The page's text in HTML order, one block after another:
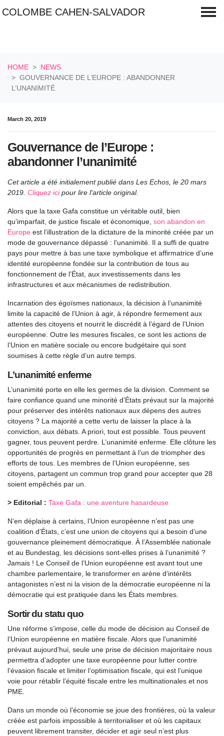
COLOMBE CAHEN-SALVADOR
HOME
NEWS
GOUVERNANCE DE L’EUROPE : ABANDONNER
L’UNANIMITÉ
March 20, 2019
Gouvernance de l’Europe :
abandonner l’unanimité
Cet article a été initialement publié dans Les Echos, le 20 mars
2019. Cliquez icipour lire l'article original.
Alors que la taxe Gafa constitue un véritable outil, bien
qu’imparfait, de justice fiscale et économique, son abandon en
Europe est l’illustration de la dictature de la minorité créée par un
mode de gouvernance dépassé : l’unanimité. Il a suffi de quatre
pays pour mettre à bas une taxe symbolique et affirmatrice d’une
identité européenne fondée sur la contribution de tous au
fonctionnement de l’État, aux investissements dans les
infrastructures et aux mécanismes de redistribution.
Incarnation des égoïsmes nationaux, la décision à l’unanimité
limite la capacité de l’Union à agir, à répondre fermement aux
attentes des citoyens et nourrit le discrédit à l’égard de l’Union
européenne. Outre les mesures fiscales, ce sont les actions de
l’Union en matière sociale ou encore budgétaire qui sont
soumises à cette règle d’un autre temps.
L’unanimité enferme
L’unanimité porte en elle les germes de la division. Comment se
faire confiance quand une minorité d’États prévaut sur la majorité
pour préserver des intérêts nationaux aux dépens des autres
citoyens ? La majorité a cette vertu de laisser la place à la
conviction, aux débats. A priori, tout est possible. Tous peuvent
gagner, tous peuvent perdre. L’unanimité enferme. Elle clôture les
opportunités de progrès en permettant à l’un de triompher des
efforts de tous. Les membres de l’Union européenne, ses
citoyens, partagent un commun trop grand pour accepter que 28
soient empêchés par un.
> Editorial : Taxe Gafa : une aventure hasardeuse
N’en déplaise à certains, l’Union européenne n’est pas une
coalition d’États, c’est une union de citoyens qui a besoin d’une
gouvernance pleinement démocratique. À l’Assemblée nationale
et au Bundestag, les décisions sont-elles prises à l’unanimité ?
Jamais ! Le Conseil de l’Union européenne est avant tout une
chambre parlementaire, le transformer en arène d’intérêts
antagonistes n’est ni la vision de la démocratie européenne ni la
démocratie qui est pratiquée dans les États membres.
Sortir du statu quo
Une réforme s’impose, celle du mode de décision au Conseil de
l’Union européenne en matière fiscale. Alors que l’unanimité
prévaut aujourd’hui, seule une prise de décision majoritaire nous
permettra d’adopter une taxe européenne pour lutter contre
l’évasion fiscale et limiter l’optimisation fiscale, qui est l’unique
voie pour rétablir l’équité fiscale entre les multinationales et nos
PME.
Dans un monde où l’économie se joue des frontières, où la valeur
créée est parfois impossible à territorialiser et où les capitaux
peuvent librement transiter, décider et agir seul n’est plus